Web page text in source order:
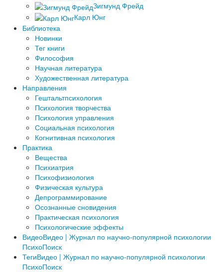
Зигмунд Фрейд
Карл Юнг
Библиотека
Новинки
Тег книги
Философия
Научная литература
Художественная литература
Направления
Гештальтпсихология
Психология творчества
Психология управления
Социальная психология
Когнитивная психология
Практика
Вещества
Психиатрия
Психофизиология
Физическая культура
Депрограммирование
Осознанные сновидения
Практическая психология
Психологические эффекты
ВидеоВидео | Журнал по научно-популярной психологии
ПсихоПоиск
ТегиВидео | Журнал по научно-популярной психологии
ПсихоПоиск